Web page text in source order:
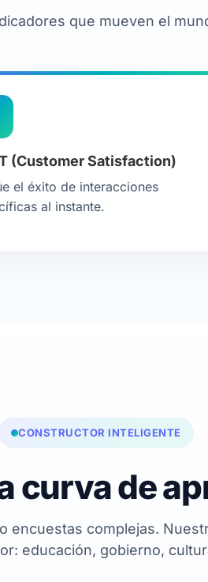
que mueven el
(Customer Satisfaction)
el éxito de interacciones
al instante.
CONSTRUCTOR INTELIGENTE
curva de
encuestas complejas.
educación, gobierno,